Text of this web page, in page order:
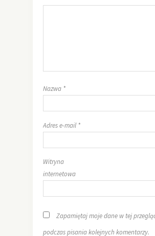
Nazwa *
Adres e-mail *
Witryna
internetowa
Zapamiętaj moje dane w tej
podczas pisania kolejnych komentarzy.